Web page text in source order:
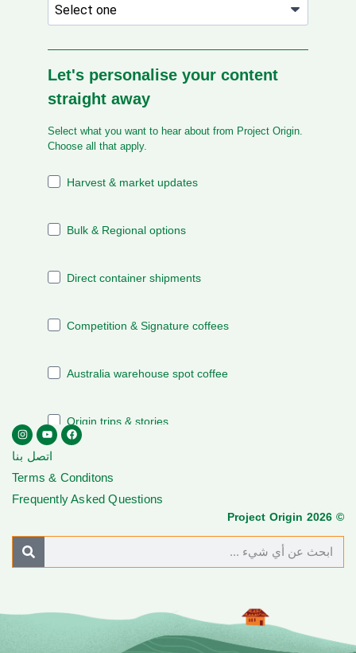
اتصل بنا
Terms & Conditons
Frequently Asked Questions
© Project Origin 2026